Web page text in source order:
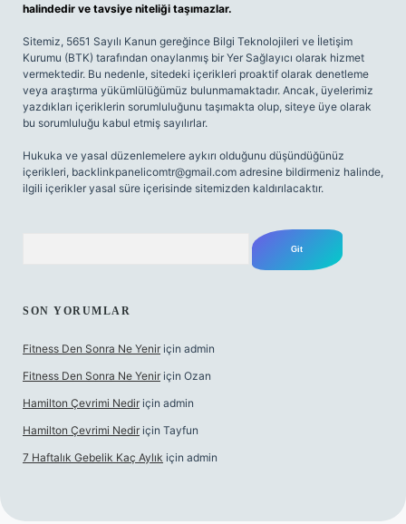
halindedir ve tavsiye niteliği taşımazlar.
Sitemiz, 5651 Sayılı Kanun gereğince Bilgi Teknolojileri ve İletişim
Kurumu (BTK) tarafından onaylanmış bir Yer Sağlayıcı olarak hizmet
vermektedir. Bu nedenle, sitedeki içerikleri proaktif olarak denetleme
veya araştırma yükümlülüğümüz bulunmamaktadır. Ancak, üyelerimiz
yazdıkları içeriklerin sorumluluğunu taşımakta olup, siteye üye olarak
bu sorumluluğu kabul etmiş sayılırlar.
Hukuka ve yasal düzenlemelere aykırı olduğunu düşündüğünüz
içerikleri, backlinkpanelicomtr@gmail.com adresine bildirmeniz halinde,
ilgili içerikler yasal süre içerisinde sitemizden kaldırılacaktır.
SON YORUMLAR
Fitness Den Sonra Ne Yenir için admin
Fitness Den Sonra Ne Yenir için Ozan
Hamilton Çevrimi Nedir için admin
Hamilton Çevrimi Nedir için Tayfun
7 Haftalık Gebelik Kaç Aylık için admin